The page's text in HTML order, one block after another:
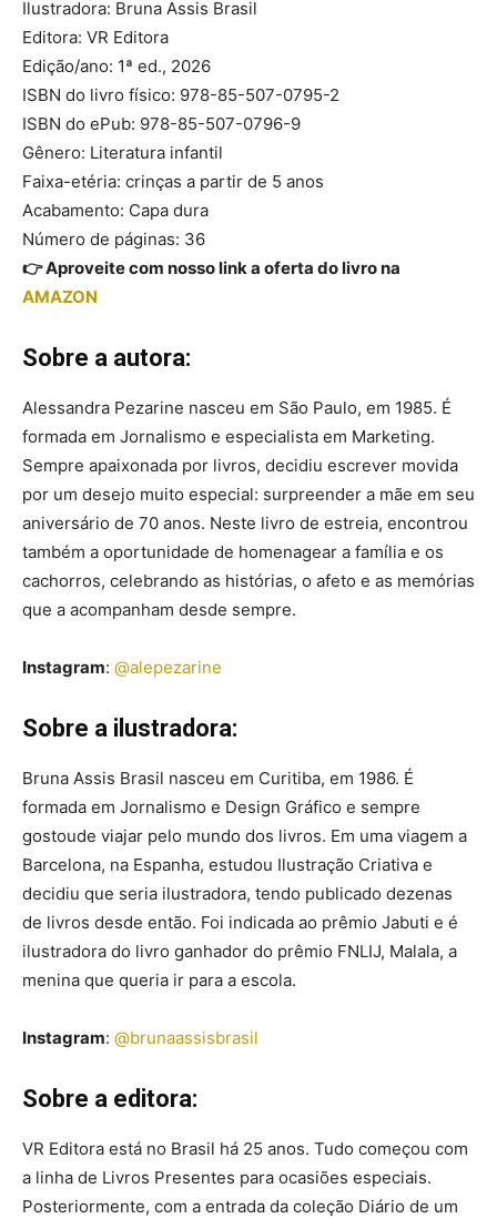
Ilustradora: Bruna Assis Brasil
Editora: VR Editora
Edição/ano: 1ª ed., 2026
ISBN do livro físico: 978-85-507-0795-2
ISBN do ePub: 978-85-507-0796-9
Gênero: Literatura infantil
Faixa-etéria: crinças a partir de 5 anos
Acabamento: Capa dura
Número de páginas: 36
👉 Aproveite com nosso link a oferta do livro na
AMAZON
Sobre a autora:
Alessandra Pezarine nasceu em São Paulo, em 1985. É
formada em Jornalismo e especialista em Marketing.
Sempre apaixonada por livros, decidiu escrever movida
por um desejo muito especial: surpreender a mãe em seu
aniversário de 70 anos. Neste livro de estreia, encontrou
também a oportunidade de homenagear a família e os
cachorros, celebrando as histórias, o afeto e as memórias
que a acompanham desde sempre.
Instagram: @alepezarine
Sobre a ilustradora:
Bruna Assis Brasil nasceu em Curitiba, em 1986. É
formada em Jornalismo e Design Gráfico e sempre
gostoude viajar pelo mundo dos livros. Em uma viagem a
Barcelona, na Espanha, estudou Ilustração Criativa e
decidiu que seria ilustradora, tendo publicado dezenas
de livros desde então. Foi indicada ao prêmio Jabuti e é
ilustradora do livro ganhador do prêmio FNLIJ, Malala, a
menina que queria ir para a escola.
Instagram: @brunaassisbrasil
Sobre a editora:
VR Editora está no Brasil há 25 anos. Tudo começou com
a linha de Livros Presentes para ocasiões especiais.
Posteriormente, com a entrada da coleção Diário de um